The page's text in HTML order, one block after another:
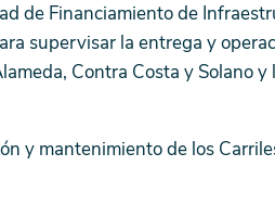
de Financiamiento de
supervisar la entrega y
Contra Costa y Solano y
y mantenimiento de los